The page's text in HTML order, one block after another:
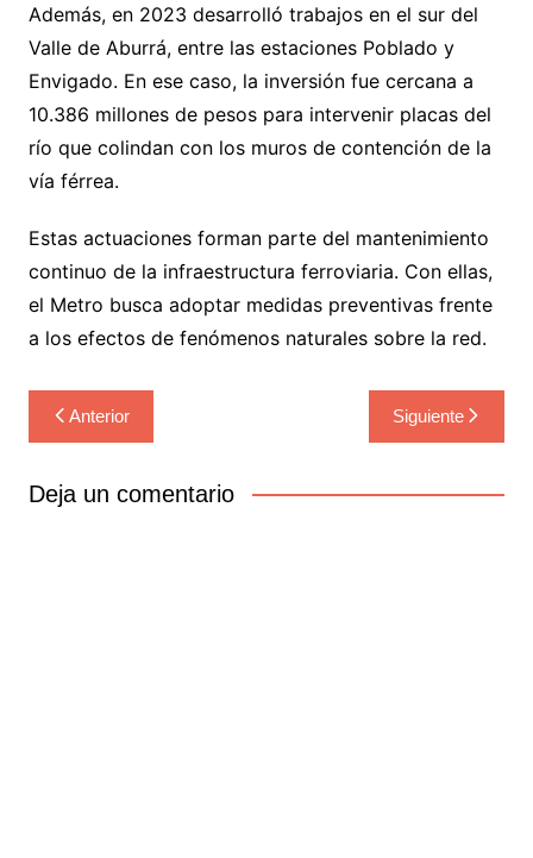
Además, en 2023 desarrolló trabajos en el sur del
Valle de Aburrá, entre las estaciones Poblado y
Envigado. En ese caso, la inversión fue cercana a
10.386 millones de pesos para intervenir placas del
río que colindan con los muros de contención de la
vía férrea.
Estas actuaciones forman parte del mantenimiento
continuo de la infraestructura ferroviaria. Con ellas,
el Metro busca adoptar medidas preventivas frente
a los efectos de fenómenos naturales sobre la red.
Navegación
de
entradas
Anterior Siguiente
Deja un comentario